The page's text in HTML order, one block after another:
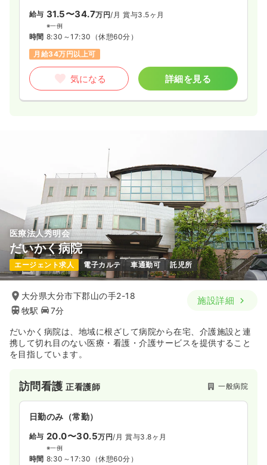
給与 31.5〜34.7万円/月 賞与3.5ヶ月
※一例
時間 8:30～17:30 （休憩60分）
月給34万円以上可
気になる 詳細を見る
医療法人秀明会
だいかく病院
エージェント求人 電子カルテ 車通勤可 託児所
大分県大分市下郡山の手2-18
牧駅
7分
施設詳細
だいかく病院は、地域に根ざして病院から在宅、介護施設と連
携して切れ目のない医療・看護・介護サービスを提供すること
を目指しています。
訪問看護正看護師 一般病院
日勤のみ（常勤）
給与 20.0〜30.5万円/月 賞与3.8ヶ月
※一例
時間 8:30～17:30 （休憩60分）